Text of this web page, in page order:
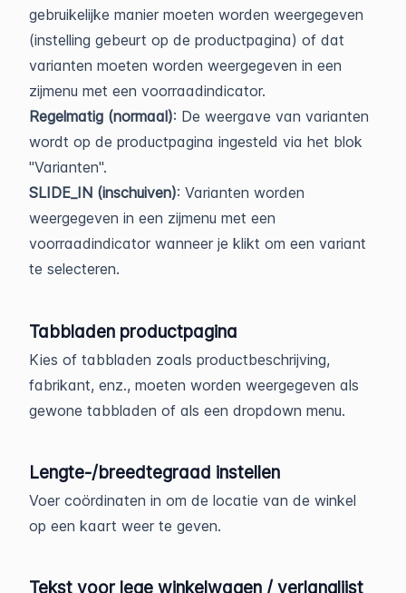
gebruikelijke manier moeten worden weergegeven
(instelling gebeurt op de productpagina) of dat
varianten moeten worden weergegeven in een
zijmenu met een voorraadindicator.
Regelmatig (normaal): De weergave van varianten
wordt op de productpagina ingesteld via het blok
"Varianten".
SLIDE_IN (inschuiven): Varianten worden
weergegeven in een zijmenu met een
voorraadindicator wanneer je klikt om een variant
te selecteren.
Tabbladen productpagina
Kies of tabbladen zoals productbeschrijving,
fabrikant, enz., moeten worden weergegeven als
gewone tabbladen of als een dropdown menu.
Lengte-/breedtegraad instellen
Voer coördinaten in om de locatie van de winkel
op een kaart weer te geven.
Tekst voor lege winkelwagen / verlanglijst